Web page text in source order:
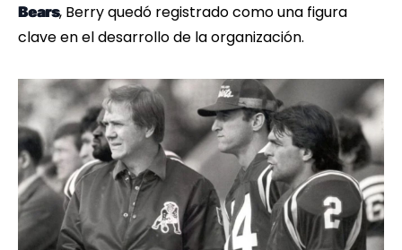
Bears, Berry quedó registrado como una figura
clave en el desarrollo de la organización.